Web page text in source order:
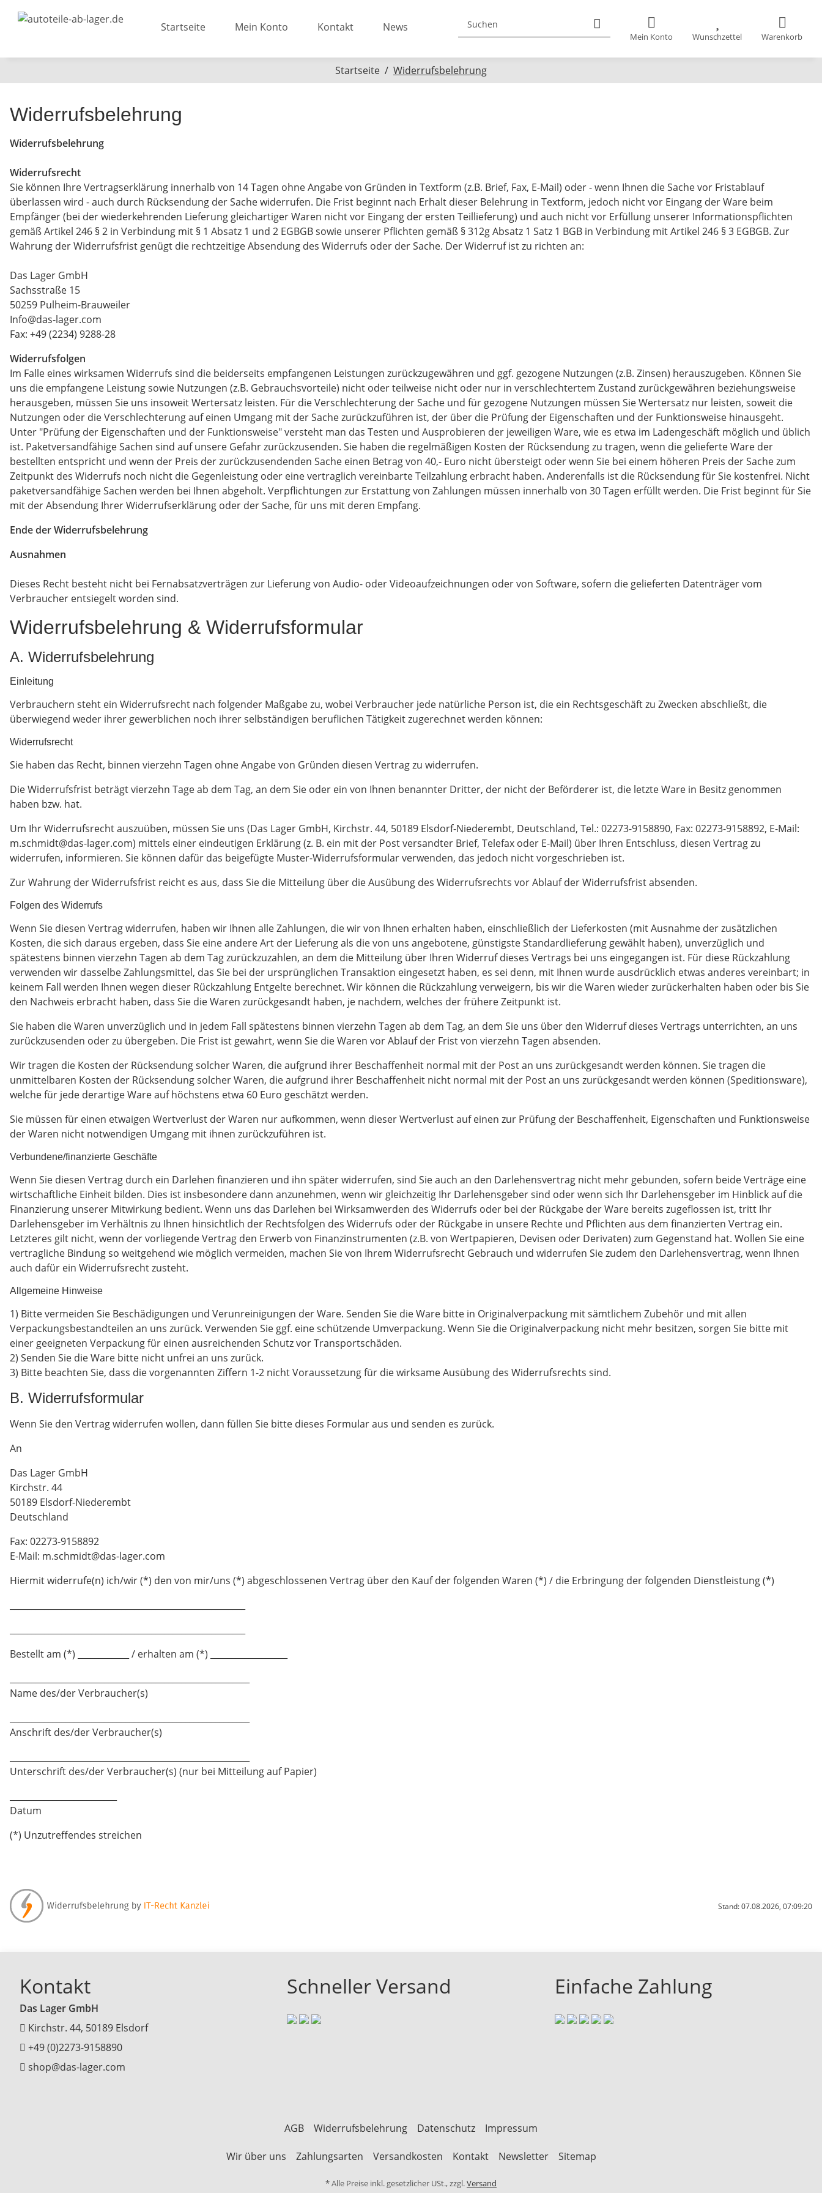
Mein Konto Wunschzettel Warenkorb
Startseite Mein Konto Kontakt News
Startseite Widerrufsbelehrung
Widerrufsbelehrung
Widerrufsbelehrung
Widerrufsrecht
Sie können Ihre Vertragserklärung innerhalb von 14 Tagen ohne Angabe von Gründen in Textform (z.B. Brief, Fax, E-Mail) oder - wenn Ihnen die Sache vor Fristablauf
überlassen wird - auch durch Rücksendung der Sache widerrufen. Die Frist beginnt nach Erhalt dieser Belehrung in Textform, jedoch nicht vor Eingang der Ware beim
Empfänger (bei der wiederkehrenden Lieferung gleichartiger Waren nicht vor Eingang der ersten Teillieferung) und auch nicht vor Erfüllung unserer Informationspflichten
gemäß Artikel 246 § 2 in Verbindung mit § 1 Absatz 1 und 2 EGBGB sowie unserer Pflichten gemäß § 312g Absatz 1 Satz 1 BGB in Verbindung mit Artikel 246 § 3 EGBGB. Zur
Wahrung der Widerrufsfrist genügt die rechtzeitige Absendung des Widerrufs oder der Sache. Der Widerruf ist zu richten an:
Das Lager GmbH
Sachsstraße 15
50259 Pulheim-Brauweiler
Info@das-lager.com
Fax: +49 (2234) 9288-28
Widerrufsfolgen
Im Falle eines wirksamen Widerrufs sind die beiderseits empfangenen Leistungen zurückzugewähren und ggf. gezogene Nutzungen (z.B. Zinsen) herauszugeben. Können Sie
uns die empfangene Leistung sowie Nutzungen (z.B. Gebrauchsvorteile) nicht oder teilweise nicht oder nur in verschlechtertem Zustand zurückgewähren beziehungsweise
herausgeben, müssen Sie uns insoweit Wertersatz leisten. Für die Verschlechterung der Sache und für gezogene Nutzungen müssen Sie Wertersatz nur leisten, soweit die
Nutzungen oder die Verschlechterung auf einen Umgang mit der Sache zurückzuführen ist, der über die Prüfung der Eigenschaften und der Funktionsweise hinausgeht.
Unter "Prüfung der Eigenschaften und der Funktionsweise" versteht man das Testen und Ausprobieren der jeweiligen Ware, wie es etwa im Ladengeschäft möglich und üblich
ist. Paketversandfähige Sachen sind auf unsere Gefahr zurückzusenden. Sie haben die regelmäßigen Kosten der Rücksendung zu tragen, wenn die gelieferte Ware der
bestellten entspricht und wenn der Preis der zurückzusendenden Sache einen Betrag von 40,- Euro nicht übersteigt oder wenn Sie bei einem höheren Preis der Sache zum
Zeitpunkt des Widerrufs noch nicht die Gegenleistung oder eine vertraglich vereinbarte Teilzahlung erbracht haben. Anderenfalls ist die Rücksendung für Sie kostenfrei. Nicht
paketversandfähige Sachen werden bei Ihnen abgeholt. Verpflichtungen zur Erstattung von Zahlungen müssen innerhalb von 30 Tagen erfüllt werden. Die Frist beginnt für Sie
mit der Absendung Ihrer Widerrufserklärung oder der Sache, für uns mit deren Empfang.
Ende der Widerrufsbelehrung
Ausnahmen
Dieses Recht besteht nicht bei Fernabsatzverträgen zur Lieferung von Audio- oder Videoaufzeichnungen oder von Software, sofern die gelieferten Datenträger vom
Verbraucher entsiegelt worden sind.
Widerrufsbelehrung & Widerrufsformular
A. Widerrufsbelehrung
Einleitung
Verbrauchern steht ein Widerrufsrecht nach folgender Maßgabe zu, wobei Verbraucher jede natürliche Person ist, die ein Rechtsgeschäft zu Zwecken abschließt, die
überwiegend weder ihrer gewerblichen noch ihrer selbständigen beruflichen Tätigkeit zugerechnet werden können:
Widerrufsrecht
Sie haben das Recht, binnen vierzehn Tagen ohne Angabe von Gründen diesen Vertrag zu widerrufen.
Die Widerrufsfrist beträgt vierzehn Tage ab dem Tag, an dem Sie oder ein von Ihnen benannter Dritter, der nicht der Beförderer ist, die letzte Ware in Besitz genommen
haben bzw. hat.
Um Ihr Widerrufsrecht auszuüben, müssen Sie uns (Das Lager GmbH, Kirchstr. 44, 50189 Elsdorf-Niederembt, Deutschland, Tel.: 02273-9158890, Fax: 02273-9158892, E-Mail:
m.schmidt@das-lager.com) mittels einer eindeutigen Erklärung (z. B. ein mit der Post versandter Brief, Telefax oder E-Mail) über Ihren Entschluss, diesen Vertrag zu
widerrufen, informieren. Sie können dafür das beigefügte Muster-Widerrufsformular verwenden, das jedoch nicht vorgeschrieben ist.
Zur Wahrung der Widerrufsfrist reicht es aus, dass Sie die Mitteilung über die Ausübung des Widerrufsrechts vor Ablauf der Widerrufsfrist absenden.
Folgen des Widerrufs
Wenn Sie diesen Vertrag widerrufen, haben wir Ihnen alle Zahlungen, die wir von Ihnen erhalten haben, einschließlich der Lieferkosten (mit Ausnahme der zusätzlichen
Kosten, die sich daraus ergeben, dass Sie eine andere Art der Lieferung als die von uns angebotene, günstigste Standardlieferung gewählt haben), unverzüglich und
spätestens binnen vierzehn Tagen ab dem Tag zurückzuzahlen, an dem die Mitteilung über Ihren Widerruf dieses Vertrags bei uns eingegangen ist. Für diese Rückzahlung
verwenden wir dasselbe Zahlungsmittel, das Sie bei der ursprünglichen Transaktion eingesetzt haben, es sei denn, mit Ihnen wurde ausdrücklich etwas anderes vereinbart; in
keinem Fall werden Ihnen wegen dieser Rückzahlung Entgelte berechnet. Wir können die Rückzahlung verweigern, bis wir die Waren wieder zurückerhalten haben oder bis Sie
den Nachweis erbracht haben, dass Sie die Waren zurückgesandt haben, je nachdem, welches der frühere Zeitpunkt ist.
Sie haben die Waren unverzüglich und in jedem Fall spätestens binnen vierzehn Tagen ab dem Tag, an dem Sie uns über den Widerruf dieses Vertrags unterrichten, an uns
zurückzusenden oder zu übergeben. Die Frist ist gewahrt, wenn Sie die Waren vor Ablauf der Frist von vierzehn Tagen absenden.
Wir tragen die Kosten der Rücksendung solcher Waren, die aufgrund ihrer Beschaffenheit normal mit der Post an uns zurückgesandt werden können. Sie tragen die
unmittelbaren Kosten der Rücksendung solcher Waren, die aufgrund ihrer Beschaffenheit nicht normal mit der Post an uns zurückgesandt werden können (Speditionsware),
welche für jede derartige Ware auf höchstens etwa 60 Euro geschätzt werden.
Sie müssen für einen etwaigen Wertverlust der Waren nur aufkommen, wenn dieser Wertverlust auf einen zur Prüfung der Beschaffenheit, Eigenschaften und Funktionsweise
der Waren nicht notwendigen Umgang mit ihnen zurückzuführen ist.
Verbundene/finanzierte Geschäfte
Wenn Sie diesen Vertrag durch ein Darlehen finanzieren und ihn später widerrufen, sind Sie auch an den Darlehensvertrag nicht mehr gebunden, sofern beide Verträge eine
wirtschaftliche Einheit bilden. Dies ist insbesondere dann anzunehmen, wenn wir gleichzeitig Ihr Darlehensgeber sind oder wenn sich Ihr Darlehensgeber im Hinblick auf die
Finanzierung unserer Mitwirkung bedient. Wenn uns das Darlehen bei Wirksamwerden des Widerrufs oder bei der Rückgabe der Ware bereits zugeflossen ist, tritt Ihr
Darlehensgeber im Verhältnis zu Ihnen hinsichtlich der Rechtsfolgen des Widerrufs oder der Rückgabe in unsere Rechte und Pflichten aus dem finanzierten Vertrag ein.
Letzteres gilt nicht, wenn der vorliegende Vertrag den Erwerb von Finanzinstrumenten (z.B. von Wertpapieren, Devisen oder Derivaten) zum Gegenstand hat. Wollen Sie eine
vertragliche Bindung so weitgehend wie möglich vermeiden, machen Sie von Ihrem Widerrufsrecht Gebrauch und widerrufen Sie zudem den Darlehensvertrag, wenn Ihnen
auch dafür ein Widerrufsrecht zusteht.
Allgemeine Hinweise
1) Bitte vermeiden Sie Beschädigungen und Verunreinigungen der Ware. Senden Sie die Ware bitte in Originalverpackung mit sämtlichem Zubehör und mit allen
Verpackungsbestandteilen an uns zurück. Verwenden Sie ggf. eine schützende Umverpackung. Wenn Sie die Originalverpackung nicht mehr besitzen, sorgen Sie bitte mit
einer geeigneten Verpackung für einen ausreichenden Schutz vor Transportschäden.
2) Senden Sie die Ware bitte nicht unfrei an uns zurück.
3) Bitte beachten Sie, dass die vorgenannten Ziffern 1-2 nicht Voraussetzung für die wirksame Ausübung des Widerrufsrechts sind.
B. Widerrufsformular
Wenn Sie den Vertrag widerrufen wollen, dann füllen Sie bitte dieses Formular aus und senden es zurück.
An
Das Lager GmbH
Kirchstr. 44
50189 Elsdorf-Niederembt
Deutschland
Fax: 02273-9158892
E-Mail: m.schmidt@das-lager.com
Hiermit widerrufe(n) ich/wir (*) den von mir/uns (*) abgeschlossenen Vertrag über den Kauf der folgenden Waren (*) / die Erbringung der folgenden Dienstleistung (*)
Bestellt am (*) ____________ / erhalten am (*) __________________
Name des/der Verbraucher(s)
Anschrift des/der Verbraucher(s)
Unterschrift des/der Verbraucher(s) (nur bei Mitteilung auf Papier)
Datum
(*) Unzutreffendes streichen
Stand: 07.08.2026, 07:09:20
Kontakt
Das Lager GmbH
Kirchstr. 44, 50189 Elsdorf
+49 (0)2273-9158890
shop@das-lager.com
Schneller Versand Einfache Zahlung
AGB Widerrufsbelehrung Datenschutz Impressum
Wir über uns Zahlungsarten Versandkosten Kontakt Newsletter Sitemap
* Alle Preise inkl. gesetzlicher USt., zzgl.Versand